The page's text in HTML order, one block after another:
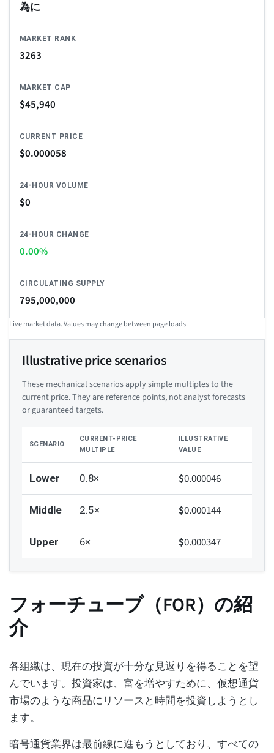
為に
MARKET RANK
3263
MARKET CAP
$45,940
CURRENT PRICE
$0.000058
24-HOUR VOLUME
$0
24-HOUR CHANGE
0.00%
CIRCULATING SUPPLY
795,000,000
Live market data. Values may change between page loads.
Illustrative price scenarios
These mechanical scenarios apply simple multiples to the
current price. They are reference points, not analyst forecasts
or guaranteed targets.
SCENARIO
CURRENT-PRICE
MULTIPLE
ILLUSTRATIVE
VALUE
Lower 0.8× $0.000046
Middle 2.5× $0.000144
Upper 6× $0.000347
フォーチューブ（FOR）の紹
介
各組織は、現在の投資が十分な見返りを得ることを望
んでいます。投資家は、富を増やすために、仮想通貨
市場のような商品にリソースと時間を投資しようとし
ます。
暗号通貨業界は最前線に進もうとしており、すべての